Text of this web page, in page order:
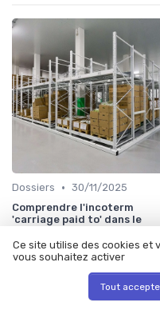
Dossiers • 30/11/2025
Comprendre l'incoterm
'carriage paid to' dans le
Ce site utilise des cookies et
vous souhaitez activer
Tout